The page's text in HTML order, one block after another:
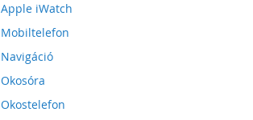
Apple iWatch
Mobiltelefon
Navigáció
Okosóra
Okostelefon